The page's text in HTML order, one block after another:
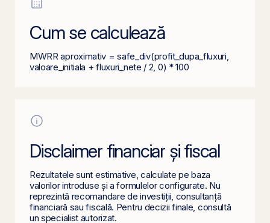
Cum se calculează
MWRR aproximativ = safe_div(profit_dupa_fluxuri,
valoare_initiala + fluxuri_nete / 2, 0) * 100
Disclaimer financiar și fiscal
Rezultatele sunt estimative, calculate pe baza
valorilor introduse și a formulelor configurate. Nu
reprezintă recomandare de investiții, consultanță
financiară sau fiscală. Pentru decizii finale, consultă
un specialist autorizat.